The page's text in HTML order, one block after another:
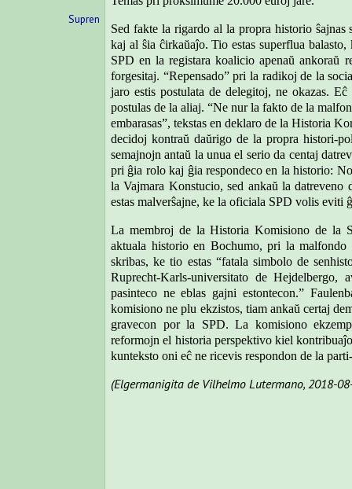
Supren
Sed fakte la rigardo al la propra historio
kaj al ŝia ĉirkaŭaĵo. Tio estas superflua
SPD en la registara koalicio apenaŭ ankoraŭ
forgesitaj. “Repensado” pri la radikoj de la
jaro estis postulata de delegitoj, ne okazas.
postulas de la aliaj. “Ne nur la fakto de la
embarasas”, tekstas en deklaro de la Historia
decidoj kontraŭ daŭrigo de la propra histori-
semajnojn antaŭ la unua el serio da centaj
pri ĝia rolo kaj ĝia respondeco en la historio:
la Vajmara Konstucio, sed ankaŭ la
estas malverŝajne, ke la oficiala SPD volis eviti
La membroj de la Historia Komisiono de la
aktuala historio en Bochumo, pri la
skribas, ke tio estas “fatala simbolo de
Ruprecht-Karls-universitato de
pasinteco ne eblas gajni estontecon.”
komisiono ne plu ekzistos, tiam ankaŭ certaj
gravecon por la SPD. La komisiono
reformojn el historia perspektivo kiel
kunteksto oni eĉ ne ricevis respondon de la
(Elgermanigita de Vilhelmo Lutermano, 2018-